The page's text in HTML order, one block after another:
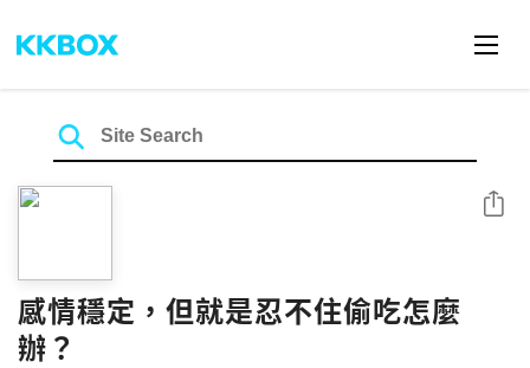
感情穩定，但就是忍不住偷吃怎麼
辦？
Share